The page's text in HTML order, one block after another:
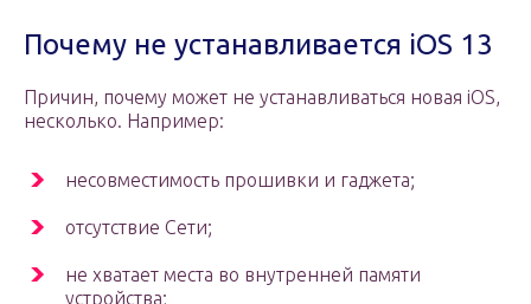
Почему не устанавливается iOS 13
Причин, почему может не устанавливаться новая iOS,
несколько. Например:
несовместимость прошивки и гаджета;
отсутствие Сети;
не хватает места во внутренней памяти
устройства;